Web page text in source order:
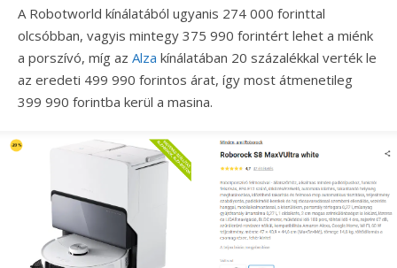
A Robotworld kínálatából ugyanis 274 000 forinttal
olcsóbban, vagyis mintegy 375 990 forintért lehet a miénk
a porszívó, míg az Alza kínálatában 20 százalékkal verték le
az eredeti 499 990 forintos árat, így most átmenetileg
399 990 forintba kerül a masina.